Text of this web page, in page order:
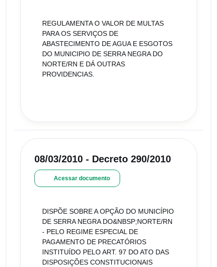
REGULAMENTA O VALOR DE MULTAS
PARA OS SERVIÇOS DE
ABASTECIMENTO DE AGUA E ESGOTOS
DO MUNICIPIO DE SERRA NEGRA DO
NORTE/RN E DÁ OUTRAS
PROVIDENCIAS.
08/03/2010 - Decreto 290/2010
Acessar documento
DISPÕE SOBRE A OPÇÃO DO MUNICÍPIO
DE SERRA NEGRA DO&NBSP;NORTE/RN
- PELO REGIME ESPECIAL DE
PAGAMENTO DE PRECATÓRIOS
INSTITUÍDO PELO ART. 97 DO ATO DAS
DISPOSIÇÕES CONSTITUCIONAIS